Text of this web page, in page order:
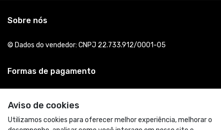
Aviso de cookies
Utilizamos cookies para oferecer melhor experiência, melhorar o
Sobre nós
© Dados do vendedor: CNPJ 22.733.912/0001-05
Formas de pagamento